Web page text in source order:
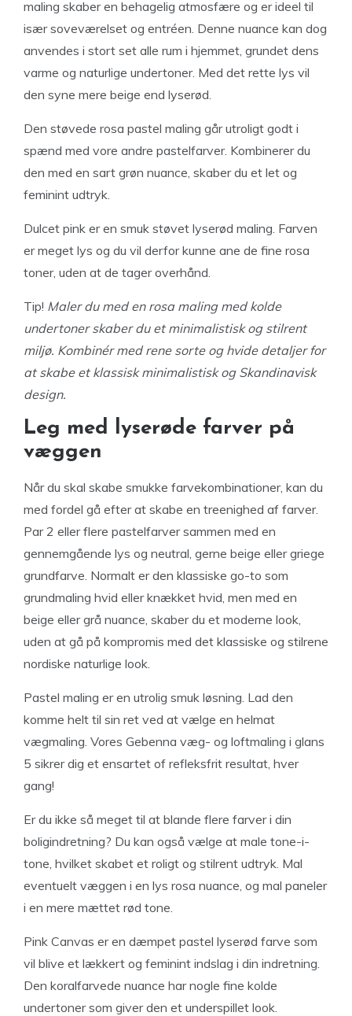
maling skaber en behagelig atmosfære og er ideel til
især soveværelset og entréen. Denne nuance kan dog
anvendes i stort set alle rum i hjemmet, grundet dens
varme og naturlige undertoner. Med det rette lys vil
den syne mere beige end lyserød.
Den støvede rosa pastel maling går utroligt godt i
spænd med vore andre pastelfarver. Kombinerer du
den med en sart grøn nuance, skaber du et let og
feminint udtryk.
Dulcet pink er en smuk støvet lyserød maling. Farven
er meget lys og du vil derfor kunne ane de fine rosa
toner, uden at de tager overhånd.
Tip! Maler du med en rosa maling med kolde
undertoner skaber du et minimalistisk og stilrent
miljø. Kombinér med rene sorte og hvide detaljer for
at skabe et klassisk minimalistisk og Skandinavisk
design.
Leg med lyserøde farver på
væggen
Når du skal skabe smukke farvekombinationer, kan du
med fordel gå efter at skabe en treenighed af farver.
Par 2 eller flere pastelfarver sammen med en
gennemgående lys og neutral, gerne beige eller griege
grundfarve. Normalt er den klassiske go-to som
grundmaling hvid eller knækket hvid, men med en
beige eller grå nuance, skaber du et moderne look,
uden at gå på kompromis med det klassiske og stilrene
nordiske naturlige look.
Pastel maling er en utrolig smuk løsning. Lad den
komme helt til sin ret ved at vælge en helmat
vægmaling. Vores Gebenna væg- og loftmaling i glans
5 sikrer dig et ensartet of refleksfrit resultat, hver
gang!
Er du ikke så meget til at blande flere farver i din
boligindretning? Du kan også vælge at male tone-i-
tone, hvilket skabet et roligt og stilrent udtryk. Mal
eventuelt væggen i en lys rosa nuance, og mal paneler
i en mere mættet rød tone.
Pink Canvas er en dæmpet pastel lyserød farve som
vil blive et lækkert og feminint indslag i din indretning.
Den koralfarvede nuance har nogle fine kolde
undertoner som giver den et underspillet look.